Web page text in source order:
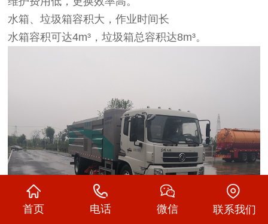
水箱、垃圾箱容积大，作业时间长
水箱容积可达4m³，垃圾箱总容积达8m³。
首页 电话 微信 联系我们